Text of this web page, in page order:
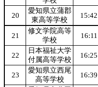
20
愛知県立蒲郡
東高等学校
15:42
21
修文学院高等
学校
16:11
22
日本福祉大学
付属高等学校
16:25
23
愛知県立西尾
高等学校
16:39